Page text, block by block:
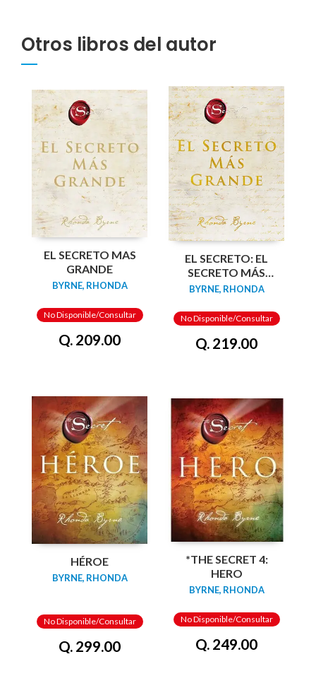
Otros libros del autor
EL SECRETO MAS
GRANDE
BYRNE, RHONDA
No Disponible/Consultar
Q. 209.00
EL SECRETO: EL
SECRETO MÁS
GRANDE
BYRNE, RHONDA
No Disponible/Consultar
Q. 219.00
HÉROE
BYRNE, RHONDA
No Disponible/Consultar
Q. 299.00
*THE SECRET 4:
HERO
BYRNE, RHONDA
No Disponible/Consultar
Q. 249.00